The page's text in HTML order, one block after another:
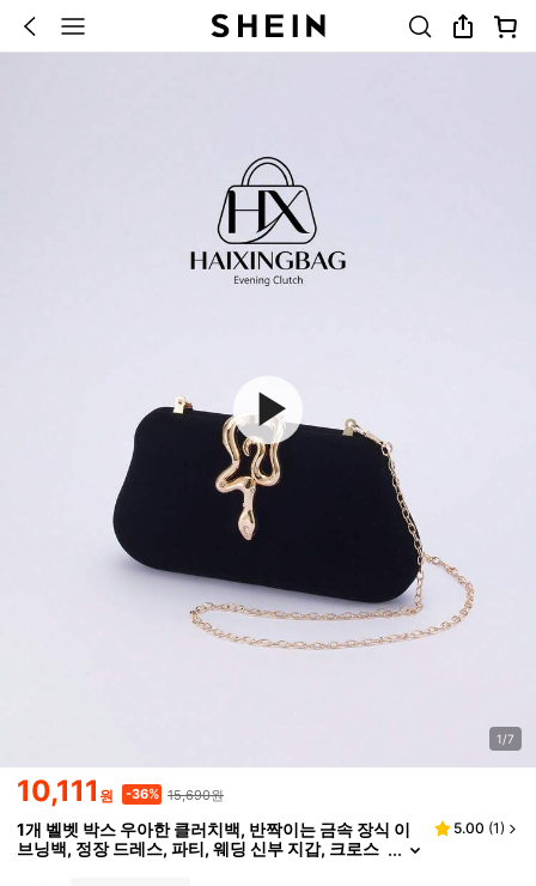
1/7
10,111 원 -36% 15,690원
1개 벨벳 박스 우아한 클러치백, 반짝이는 금속 장식 이
브닝백, 정장 드레스, 파티, 웨딩 신부 지갑, 크로스
5.00 (1)